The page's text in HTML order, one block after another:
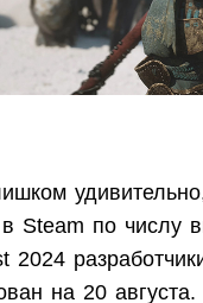
в Steam по числу
2024
на 20 августа.